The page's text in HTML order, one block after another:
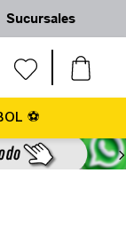
Sucursales
⚽